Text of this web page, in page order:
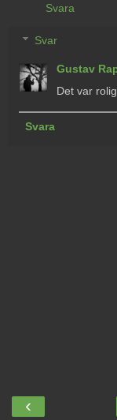
Svara
Svar
Gustav
Det var
Svara
‹